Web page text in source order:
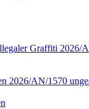
Graffiti 2026/
AN/1570